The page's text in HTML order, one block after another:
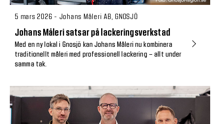
5 mars 2026 - Johans Måleri AB, GNOSJÖ
Johans Måleri satsar på lackeringsverkstad
Med en ny lokal i Gnosjö kan Johans Måleri nu kombinera
traditionellt måleri med professionell lackering – allt under
samma tak.